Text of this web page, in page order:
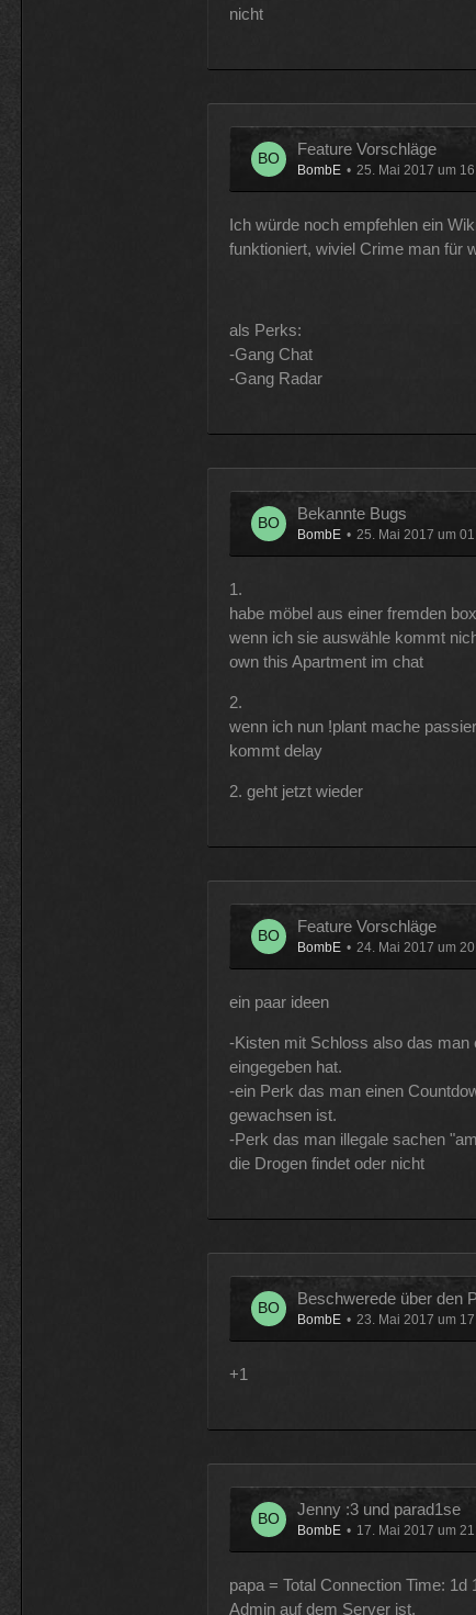
nicht
Feature Vorschläge
BombE 25. Mai 2017 um
Ich würde noch empfehlen ein
funktioniert, wiviel Crime man für
als Perks:
-Gang Chat
-Gang Radar
Bekannte Bugs
BombE 25. Mai 2017 um
1.
habe möbel aus einer fremden
wenn ich sie auswähle kommt
own this Apartment im chat
2.
wenn ich nun !plant mache
kommt delay
2. geht jetzt wieder
Feature Vorschläge
BombE 24. Mai 2017 um
ein paar ideen
-Kisten mit Schloss also das man
eingegeben hat.
-ein Perk das man einen
gewachsen ist.
-Perk das man illegale sachen
die Drogen findet oder nicht
Beschwerede über den
BombE 23. Mai 2017 um
+1
Jenny :3 und parad1se
BombE 17. Mai 2017 um
papa = Total Connection Time:
Admin auf dem Server ist.